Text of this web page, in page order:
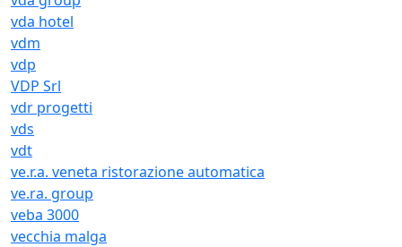
vda hotel
vdm
vdp
VDP Srl
vdr progetti
vds
vdt
ve.r.a. veneta ristorazione automatica
ve.ra. group
veba 3000
vecchia malga